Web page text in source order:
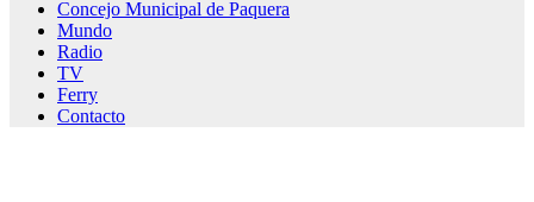
Concejo Municipal de Paquera
Mundo
Radio
TV
Ferry
Contacto